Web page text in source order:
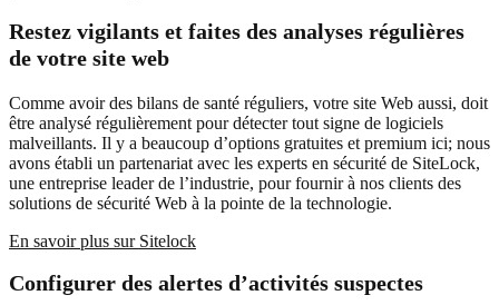
Restez vigilants et faites des analyses régulières
de votre site web
Comme avoir des bilans de santé réguliers, votre site Web aussi, doit
être analysé régulièrement pour détecter tout signe de logiciels
malveillants. Il y a beaucoup d’options gratuites et premium ici; nous
avons établi un partenariat avec les experts en sécurité de SiteLock,
une entreprise leader de l’industrie, pour fournir à nos clients des
solutions de sécurité Web à la pointe de la technologie.
En savoir plus sur Sitelock
Configurer des alertes d’activités suspectes